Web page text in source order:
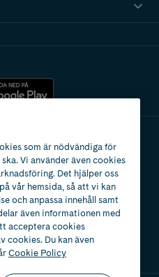
som är nödvändiga för
Vi använder även cookies
Det hjälper oss
vår hemsida, så att vi kan
och anpassa innehåll samt
även informationen med
acceptera cookies
cookies. Du kan även
Cookie Policy